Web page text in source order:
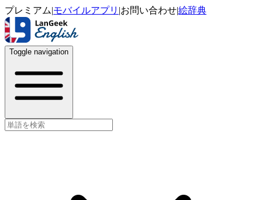
プレミアム|モバイルアプリ |お問い合わせ|絵辞典
Toggle navigation